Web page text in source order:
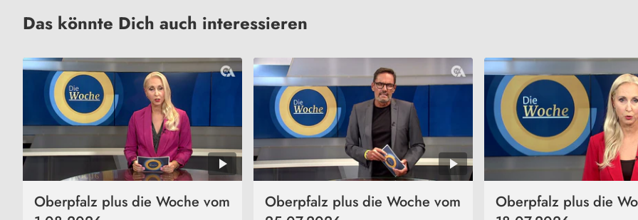
Das könnte Dich auch interessieren
Oberpfalz plus die Woche vom
Oberpfalz plus die Woche vom
Oberpfalz plus die